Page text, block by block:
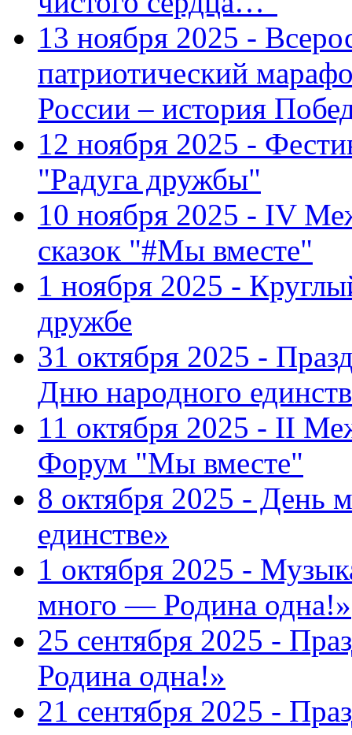
13 ноября 2025 -
патриотический
России – история
12 ноября 2025 -
"Радуга дружбы"
10 ноября 2025 - IV
сказок "#Мы вместе"
1 ноября 2025 -
дружбе
31 октября 2025 -
Дню народного
11 октября 2025 - II
Форум "Мы вместе"
8 октября 2025 - День
единстве»
1 октября 2025 -
много — Родина одна!»
25 сентября 2025 -
Родина одна!»
21 сентября 2025 -